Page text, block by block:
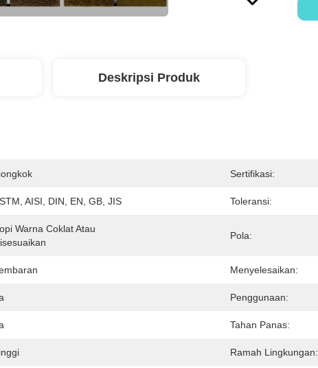
Deskripsi Produk
Sertifikasi:
AISI, DIN, EN, GB, JIS Toleransi:
Warna Coklat Atau
Pola:
Menyelesaikan:
Penggunaan:
Tahan Panas:
Ramah Lingkungan: